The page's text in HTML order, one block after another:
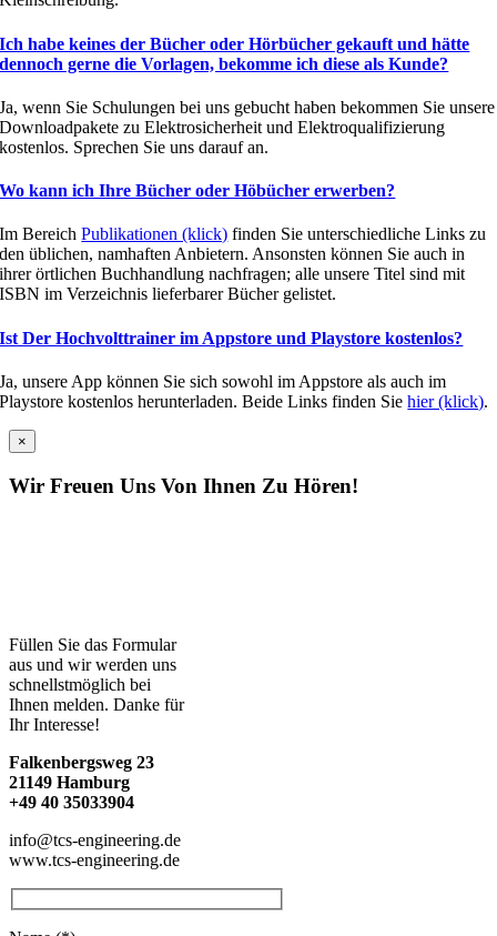
Ich habe keines der Bücher oder Hörbücher gekauft und hätte
dennoch gerne die Vorlagen, bekomme ich diese als Kunde?
Ja, wenn Sie Schulungen bei uns gebucht haben bekommen Sie unsere
Downloadpakete zu Elektrosicherheit und Elektroqualifizierung
kostenlos. Sprechen Sie uns darauf an.
Wo kann ich Ihre Bücher oder Höbücher erwerben?
Im BereichPublikationen (klick) finden Sie unterschiedliche Links zu
den üblichen, namhaften Anbietern. Ansonsten können Sie auch in
ihrer örtlichen Buchhandlung nachfragen; alle unsere Titel sind mit
ISBN im Verzeichnis lieferbarer Bücher gelistet.
Ist Der Hochvolttrainer im Appstore und Playstore kostenlos?
Ja, unsere App können Sie sich sowohl im Appstore als auch im
Playstore kostenlos herunterladen. Beide Links finden Siehier (klick).
×
Wir Freuen Uns Von Ihnen Zu Hören!
Füllen Sie das Formular
aus und wir werden uns
schnellstmöglich bei
Ihnen melden. Danke für
Ihr Interesse!
Falkenbergsweg 23
21149 Hamburg
+49 40 35033904
info@tcs-engineering.de
www.tcs-engineering.de